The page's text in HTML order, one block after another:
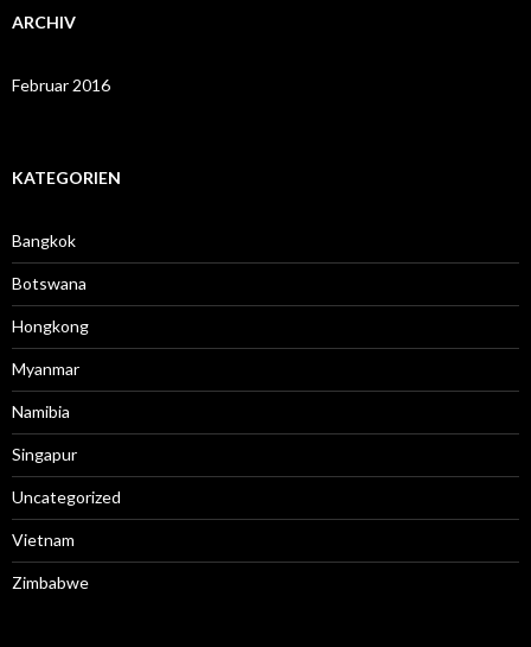
ARCHIV
Februar 2016
KATEGORIEN
Bangkok
Botswana
Hongkong
Myanmar
Namibia
Singapur
Uncategorized
Vietnam
Zimbabwe